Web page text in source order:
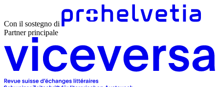
Con il sostegno di
Partner principale